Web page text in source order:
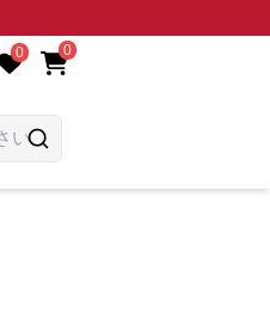
0 0